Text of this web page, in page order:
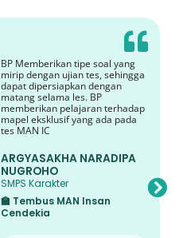
BP Memberikan tipe soal yang
mirip dengan ujian tes, sehingga
dapat dipersiapkan dengan
matang selama les. BP
memberikan pelajaran terhadap
mapel eksklusif yang ada pada
tes MAN IC
ARGYASAKHA NARADIPA
NUGROHO
SMPS Karakter
🏫 Tembus MAN Insan
Cendekia